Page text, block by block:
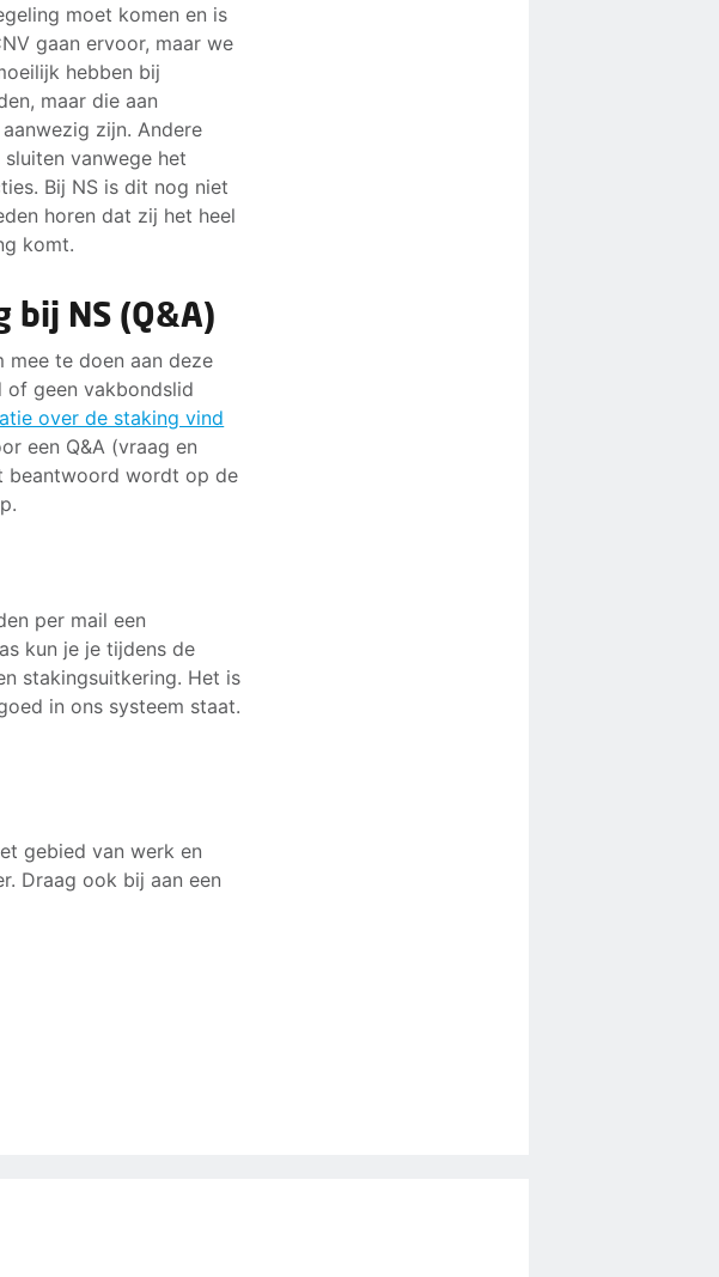
moet komen en is
gaan ervoor, maar we
hebben bij
maar die aan
zijn. Andere
vanwege het
Bij NS is dit nog niet
horen dat zij het heel
komt.
NS (Q&A)
mee te doen aan deze
of geen vakbondslid
over de staking vind
een Q&A (vraag en
beantwoord wordt op de
per mail een
kun je je tijdens de
stakingsuitkering. Het is
in ons systeem staat.
gebied van werk en
Draag ook bij aan een